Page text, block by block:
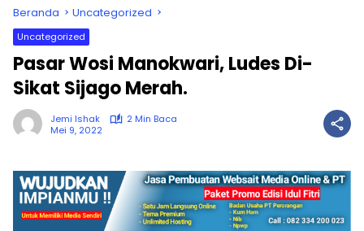
Beranda Uncategorized
Uncategorized
Pasar Wosi Manokwari, Ludes Di-
Sikat Sijago Merah.
Jemi Ishak
2 Min Baca
Mei 9, 2022